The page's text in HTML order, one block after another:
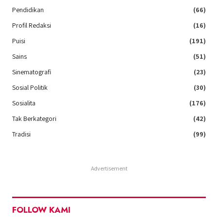
Pendidikan
(66)
Profil Redaksi
(16)
Puisi
(191)
Sains
(51)
Sinematografi
(23)
Sosial Politik
(30)
Sosialita
(176)
Tak Berkategori
(42)
Tradisi
(99)
Advertisement
FOLLOW KAMI